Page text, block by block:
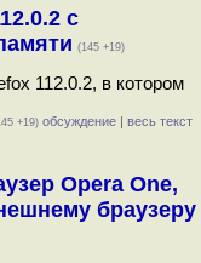
с
(145 +19)
112.0.2, в котором
+19) обсуждение | весь текст
Opera One,
браузеру